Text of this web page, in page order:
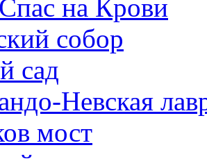
на Крови
собор
сад
Невская
мост